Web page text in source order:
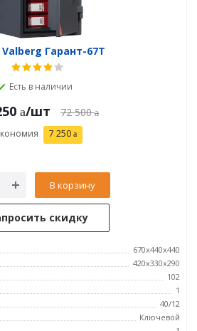
Гарант-67T
Есть в наличии
/шт 72 500
7 250
В корзину
скидку
670x440x440
420х330х290
102
1
40/12
Ключевой